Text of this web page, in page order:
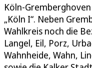
Köln-
„Köln I“. Neben
Wahlkreis noch die
Langel, Eil, Porz,
Wahnheide, Wahn,